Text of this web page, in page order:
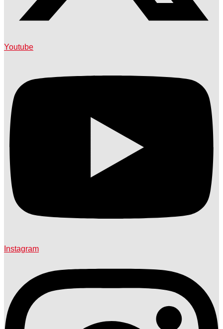
Youtube
Instagram